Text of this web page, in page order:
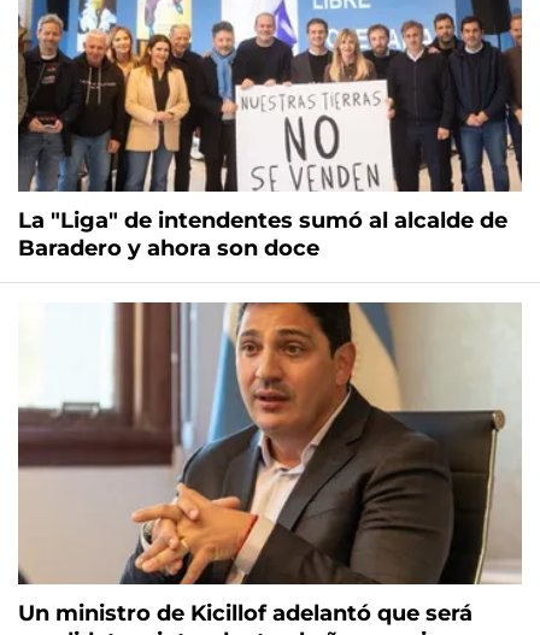
La "Liga" de intendentes sumó al alcalde de
Baradero y ahora son doce
Un ministro de Kicillof adelantó que será